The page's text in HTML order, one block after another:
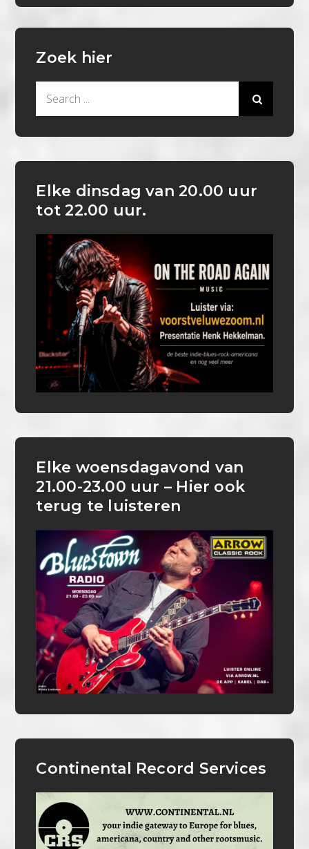
Zoek hier
Elke dinsdag van 20.00 uur
tot 22.00 uur.
Elke woensdagavond van
21.00-23.00 uur – Hier ook
terug te luisteren
Continental Record Services